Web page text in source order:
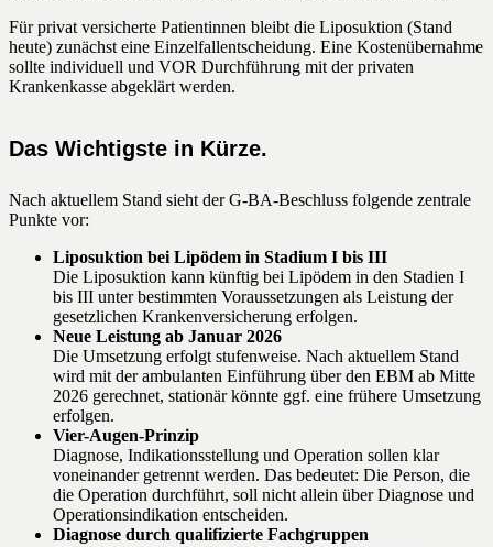
Für privat versicherte Patientinnen bleibt die Liposuktion (Stand
heute) zunächst eine Einzelfallentscheidung. Eine Kostenübernahme
sollte individuell und VOR Durchführung mit der privaten
Krankenkasse abgeklärt werden.
Das Wichtigste in Kürze.
Nach aktuellem Stand sieht der G-BA-Beschluss folgende zentrale
Punkte vor:
Liposuktion bei Lipödem in Stadium I bis III
Die Liposuktion kann künftig bei Lipödem in den Stadien I
bis III unter bestimmten Voraussetzungen als Leistung der
gesetzlichen Krankenversicherung erfolgen.
Neue Leistung ab Januar 2026
Die Umsetzung erfolgt stufenweise. Nach aktuellem Stand
wird mit der ambulanten Einführung über den EBM ab Mitte
2026 gerechnet, stationär könnte ggf. eine frühere Umsetzung
erfolgen.
Vier-Augen-Prinzip
Diagnose, Indikationsstellung und Operation sollen klar
voneinander getrennt werden. Das bedeutet: Die Person, die
die Operation durchführt, soll nicht allein über Diagnose und
Operationsindikation entscheiden.
Diagnose durch qualifizierte Fachgruppen